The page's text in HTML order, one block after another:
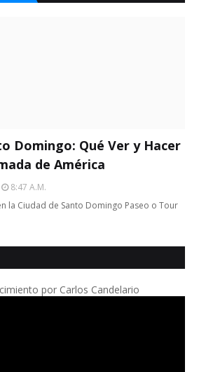
Domingo: Qué Ver y Hacer
de América
8:47 A.m.
la Ciudad de Santo Domingo Paseo o Tour
por Carlos Candelario